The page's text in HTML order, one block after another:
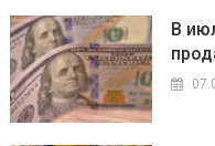
В